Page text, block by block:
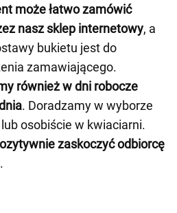
może łatwo zamówić
nasz sklep internetowy, a
bukietu jest do
zamawiającego.
również w dni robocze
. Doradzamy w wyborze
osobiście w kwiaciarni.
zaskoczyć odbiorcę
.